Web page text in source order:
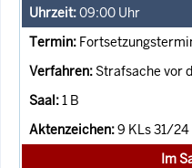
09:00 Uhr
Strafsache vor
1 B
9 KLs 31/24
Im